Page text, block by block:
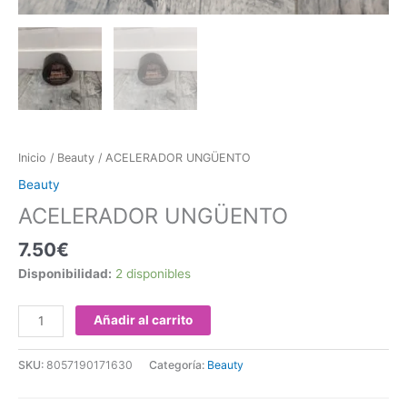
Inicio / Beauty / ACELERADOR UNGÜENTO
Beauty
ACELERADOR UNGÜENTO
7.50€
Disponibilidad: 2 disponibles
Añadir al carrito
SKU: 8057190171630 Categoría: Beauty